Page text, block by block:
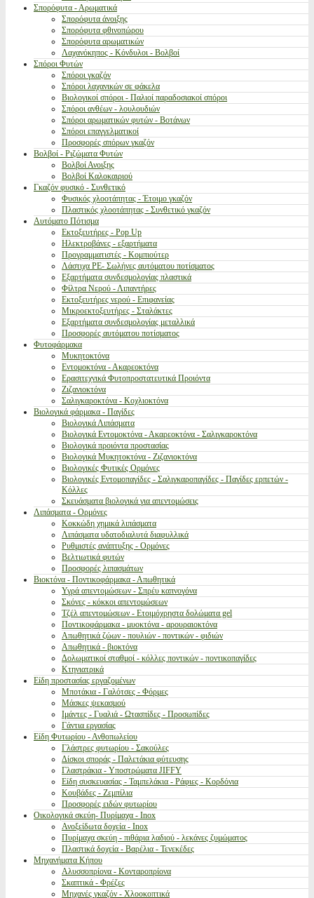
Σπορόφυτα - Αρωματικά
Σπορόφυτα άνοιξης
Σπορόφυτα φθινοπώρου
Σπορόφυτα αρωματικών
Λαχανόκηπος - Κόνδυλοι - Βολβοί
Σπόροι Φυτών
Σπόροι γκαζόν
Σπόροι λαχανικών σε φάκελα
Βιολογικοί σπόροι - Παλιοί παραδοσιακοί σπόροι
Σπόροι ανθέων - λουλουδιών
Σπόροι αρωματικών φυτών - Βοτάνων
Σπόροι επαγγελματικοί
Προσφορές σπόρων γκαζόν
Βολβοί - Ριζώματα Φυτών
Βολβοί Ανοιξης
Βολβοί Καλοκαιριού
Γκαζόν φυσικό - Συνθετικό
Φυσικός χλοοτάπητας - Έτοιμο γκαζόν
Πλαστικός χλοοτάπητας - Συνθετικό γκαζόν
Αυτόματο Πότισμα
Εκτοξευτήρες - Pop Up
Ηλεκτροβάνες - εξαρτήματα
Προγραμματιστές - Κομπιούτερ
Λάστιχα PE- Σωλήνες αυτόματου ποτίσματος
Εξαρτήματα συνδεσμολογίας πλαστικά
Φίλτρα Νερού - Λιπαντήρες
Εκτοξευτήρες νερού - Επιφανείας
Μικροεκτοξευτήρες - Σταλάκτες
Εξαρτήματα συνδεσμολογίας μεταλλικά
Προσφορές αυτόματου ποτίσματος
Φυτοφάρμακα
Μυκητοκτόνα
Εντομοκτόνα - Ακαρεοκτόνα
Ερασιτεχνικά Φυτοπροστατευτικά Προιόντα
Ζιζανιοκτόνα
Σαλιγκαροκτόνα - Κοχλιοκτόνα
Βιολογικά φάρμακα - Παγίδες
Βιολογικά Λιπάσματα
Βιολογικά Εντομοκτόνα - Ακαρεοκτόνα - Σαλιγκαροκτόνα
Βιολογικά προιόντα προστασίας
Βιολογικά Μυκητοκτόνα - Ζιζανιοκτόνα
Βιολογικές Φυτικές Ορμόνες
Βιολογικές Εντομοπαγίδες - Σαλιγκαροπαγίδες - Παγίδες ερπετών -
Κόλλες
Σκευάσματα βιολογικά για απεντομώσεις
Λιπάσματα - Ορμόνες
Κοκκώδη χημικά λιπάσματα
Λιπάσματα υδατοδιαλυτά διαφυλλικά
Ρυθμιστές ανάπτυξης - Ορμόνες
Βελτιωτικά φυτών
Προσφορές λιπασμάτων
Βιοκτόνα - Ποντικοφάρμακα - Απωθητικά
Υγρά απεντομώσεων - Σπρέυ καπνογόνα
Σκόνες - κόκκοι απεντομώσεων
Τζέλ απεντομώσεων - Ετοιμόχρηστα δολώματα gel
Ποντικοφάρμακα - μυοκτόνα - αρουραιοκτόνα
Απωθητικά ζώων - πουλιών - ποντικών - φιδιών
Απωθητικά - βιοκτόνα
Δολωματικοί σταθμοί - κόλλες ποντικών - ποντικοπαγίδες
Κτηνιατρικά
Είδη προστασίας εργαζομένων
Μποτάκια - Γαλότσες - Φόρμες
Μάσκες ψεκασμού
Ιμάντες - Γυαλιά - Ωτασπίδες - Προσωπίδες
Γάντια εργασίας
Είδη Φυτωρίου - Ανθοπωλείου
Γλάστρες φυτωρίου - Σακούλες
Δίσκοι σποράς - Παλετάκια φύτευσης
Γλαστράκια - Υποστρώματα JIFFY
Είδη συσκευασίας - Ταμπελάκια - Ράφιες - Κορδόνια
Κουβάδες - Ζεμπίλια
Προσφορές ειδών φυτωρίου
Οικολογικά σκεύη- Πυρίμαχα - Inox
Ανοξείδωτα δοχεία - Inox
Πυρίμαχα σκεύη - πιθάρια λαδιού - λεκάνες ζυμώματος
Πλαστικά δοχεία - Βαρέλια - Τενεκέδες
Μηχανήματα Κήπου
Αλυσσοπρίονα - Κονταροπρίονα
Σκαπτικά - Φρέζες
Μηχανές γκαζόν - Χλοοκοπτικά